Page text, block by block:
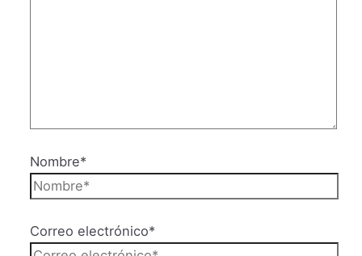
Nombre*
Correo electrónico*